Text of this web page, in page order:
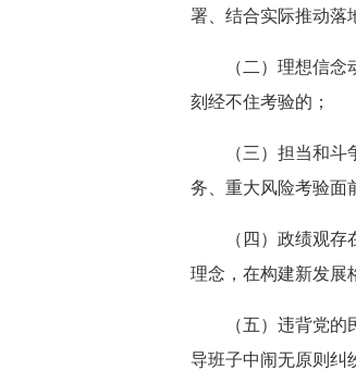
署、结合实际推动落
（二）理想信
刻经不住考验的；
（三）担当和
务、重大风险考验面
（四）政绩观
理念，在构建新发展
（五）违背党
导班子中闹无原则纠